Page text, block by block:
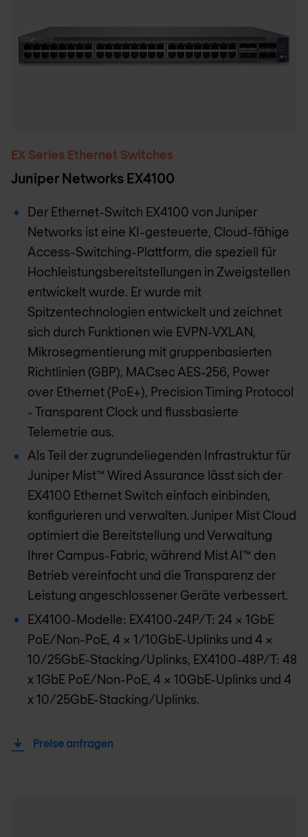
EX Series Ethernet Switches
Juniper Networks EX4100
Der Ethernet-Switch EX4100 von Juniper
Networks ist eine KI-gesteuerte, Cloud-fähige
Access-Switching-Plattform, die speziell für
Hochleistungsbereitstellungen in Zweigstellen
entwickelt wurde. Er wurde mit
Spitzentechnologien entwickelt und zeichnet
sich durch Funktionen wie EVPN-VXLAN,
Mikrosegmentierung mit gruppenbasierten
Richtlinien (GBP), MACsec AES-256, Power
over Ethernet (PoE+), Precision Timing Protocol
- Transparent Clock und flussbasierte
Telemetrie aus.
Als Teil der zugrundeliegenden Infrastruktur für
Juniper Mist™ Wired Assurance lässt sich der
EX4100 Ethernet Switch einfach einbinden,
konfigurieren und verwalten. Juniper Mist Cloud
optimiert die Bereitstellung und Verwaltung
Ihrer Campus-Fabric, während Mist AI™ den
Betrieb vereinfacht und die Transparenz der
Leistung angeschlossener Geräte verbessert.
EX4100-Modelle: EX4100-24P/T: 24 x 1GbE
PoE/Non-PoE, 4 x 1/10GbE-Uplinks und 4 x
10/25GbE-Stacking/Uplinks, EX4100-48P/T: 48
x 1GbE PoE/Non-PoE, 4 x 10GbE-Uplinks und 4
x 10/25GbE-Stacking/Uplinks.
Preise anfragen